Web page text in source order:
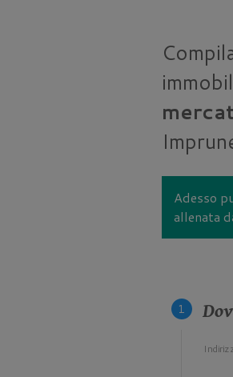
Adesso
allenata